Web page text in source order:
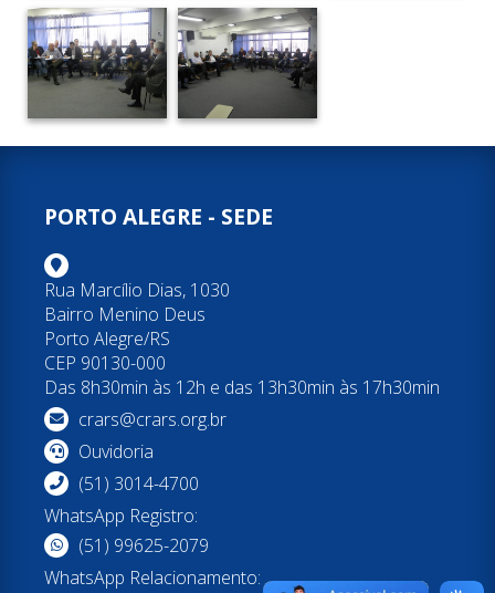
PORTO ALEGRE - SEDE
Rua Marcílio Dias, 1030
Bairro Menino Deus
Porto Alegre/RS
CEP 90130-000
Das 8h30min às 12h e das 13h30min às 17h30min
crars@crars.org.br
Ouvidoria
(51) 3014-4700
WhatsApp Registro:
(51) 99625-2079
WhatsApp Relacionamento: